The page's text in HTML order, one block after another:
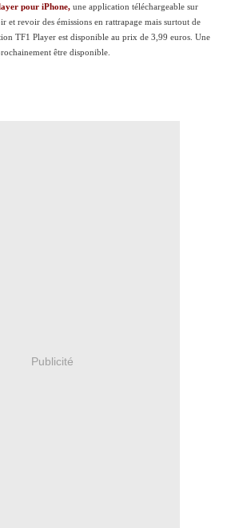
pour iPhone, une application téléchargeable sur
et revoir des émissions en rattrapage mais surtout de
TF1 Player est disponible au prix de 3,99 euros. Une
être disponible.
Publicité